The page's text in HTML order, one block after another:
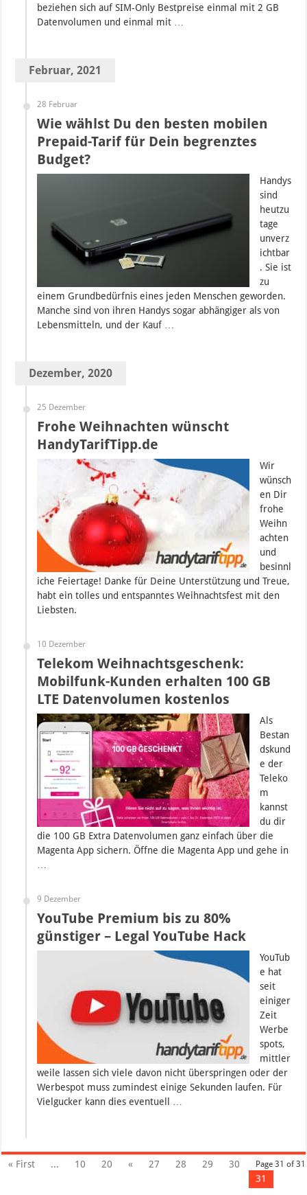
beziehen sich auf SIM-Only Bestpreise einmal mit 2 GB
Datenvolumen und einmal mit …
Februar, 2021
28 Februar
Wie wählst Du den besten mobilen
Prepaid-Tarif für Dein begrenztes
Budget?
Handys
sind
heutzu
tage
unverz
ichtbar
. Sie ist
zu
einem Grundbedürfnis eines jeden Menschen geworden.
Manche sind von ihren Handys sogar abhängiger als von
Lebensmitteln, und der Kauf …
Dezember, 2020
25 Dezember
Frohe Weihnachten wünscht
HandyTarifTipp.de
Wir
wünsch
en Dir
frohe
Weihn
achten
und
besinnl
iche Feiertage! Danke für Deine Unterstützung und Treue,
habt ein tolles und entspanntes Weihnachtsfest mit den
Liebsten.
10 Dezember
Telekom Weihnachtsgeschenk:
Mobilfunk-Kunden erhalten 100 GB
LTE Datenvolumen kostenlos
Als
Bestan
dskund
e der
Teleko
m
kannst
du dir
die 100 GB Extra Datenvolumen ganz einfach über die
Magenta App sichern. Öffne die Magenta App und gehe in
…
9 Dezember
YouTube Premium bis zu 80%
günstiger – Legal YouTube Hack
YouTub
e hat
seit
einiger
Zeit
Werbe
spots,
mittler
weile lassen sich viele davon nicht überspringen oder der
Werbespot muss zumindest einige Sekunden laufen. Für
Vielgucker kann dies eventuell …
Page 31 of 31
« First ... 10 20 « 27 28 29
30
31